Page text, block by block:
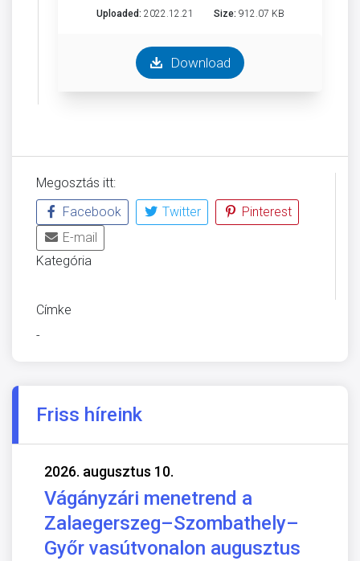
Uploaded: 2022.12.21 Size: 912.07 KB
Download
Megosztás itt:
Facebook
Twitter
Pinterest
E-mail
Kategória
Címke
-
Friss híreink
2026. augusztus 10.
Vágányzári menetrend a
Zalaegerszeg–Szombathely–
Győr vasútvonalon augusztus